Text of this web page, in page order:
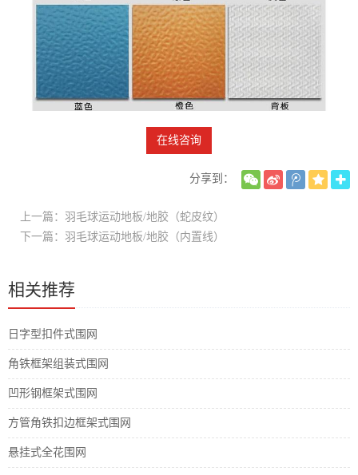
在线咨询
分享到：
上一篇：羽毛球运动地板/地胶（蛇皮纹）
下一篇：羽毛球运动地板/地胶（内置线）
相关推荐
日字型扣件式围网
角铁框架组装式围网
凹形钢框架式围网
方管角铁扣边框架式围网
悬挂式全花围网